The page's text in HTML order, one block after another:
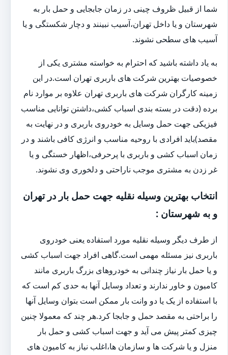
شما از قبیل ظروف چینی در زمان جابجایی و حمل بار به
شهرستان و یا داخل تهران،آسیب نبینند و دچار شکستگی و یا
آسیب های سطحی نشوند.
به یاد داشته باشید که احترام به خواسته مشتری یکی از
خصوصیات بهترین شرکت های باربری تهران است.در این
زمینه کارگران شرکت های باربری تهران علاوه بر موارد نام
برده (دقت در بسته بندی اسباب کشی،داشتن توانایی مناسب
فیزیکی جهت حمل وسایل به خودروی باربری و در نهایت به
مقصد)باید افرادی با روحیه مناسب و انرژی کافی باشند و در
زمان اسباب کشی و باربری با پرحرفی،اظهار خستگی و یا
غر زدن به مشتری موجب ناراحتی و دلخوری وی نشوند.
انتخاب بهترین وسیله نقلیه جهت حمل بار در تهران
و به شهرستان :
از طرف دیگر وسیله نقلیه مورد استفاده یعنی خودروی
باربری نیز مسئله مهمی است.گاهی افراد جهت اسباب کشی
و یا حمل بار نیاز چندانی به خودروهای بزرگ باربری مانند
کامیون و خاور ندارند و تعداد وسایل آنها به حدی کم است که
با استفاده از یک یا دو وانت بار ممکن است بتوان وسایل آنها
را براحتی به مقصد حمل و جابجا کرد.هر چند که معمولا چنین
چیزی کمتر پیش می آید و جهت اسباب کشی و حمل بار
منزل و یا شرکت ها و سازمان ها،اغلب نیاز به کامیون های